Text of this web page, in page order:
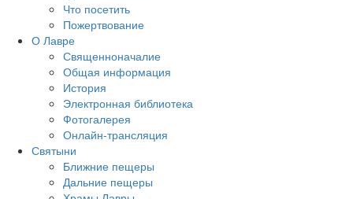
Что посетить
Пожертвование
О Лавре
Священноначалие
Общая информация
История
Электронная библиотека
Фотогалерея
Онлайн-трансляция
Святыни
Ближние пещеры
Дальние пещеры